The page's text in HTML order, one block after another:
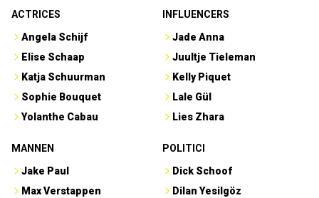
ACTRICES
Angela Schijf
Elise Schaap
Katja Schuurman
Sophie Bouquet
Yolanthe Cabau
INFLUENCERS
Jade Anna
Juultje Tieleman
Kelly Piquet
Lale Gül
Lies Zhara
MANNEN
Jake Paul
Max Verstappen
POLITICI
Dick Schoof
Dilan Yesilgöz